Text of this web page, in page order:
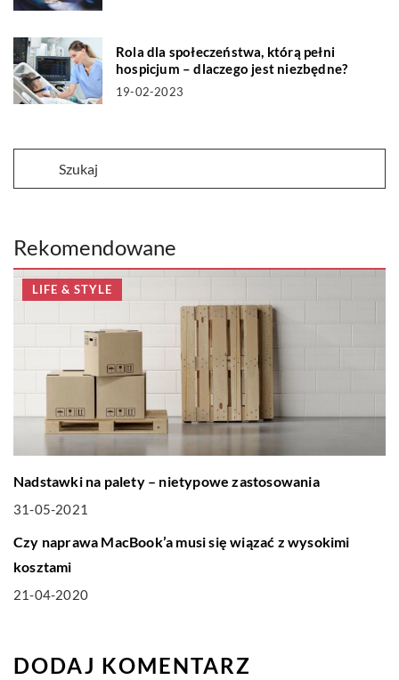
Rola dla społeczeństwa, którą pełni
hospicjum – dlaczego jest niezbędne?
19-02-2023
Rekomendowane
LIFE & STYLE
Nadstawki na palety – nietypowe zastosowania
31-05-2021
TECHNIKA I MOTORYZACJA
Czy naprawa MacBook’a musi się wiązać z wysokimi
kosztami
21-04-2020
DODAJ KOMENTARZ